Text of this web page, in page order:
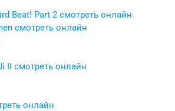
Beat! Part 2 смотреть онлайн
смотреть онлайн
II смотреть онлайн
онлайн